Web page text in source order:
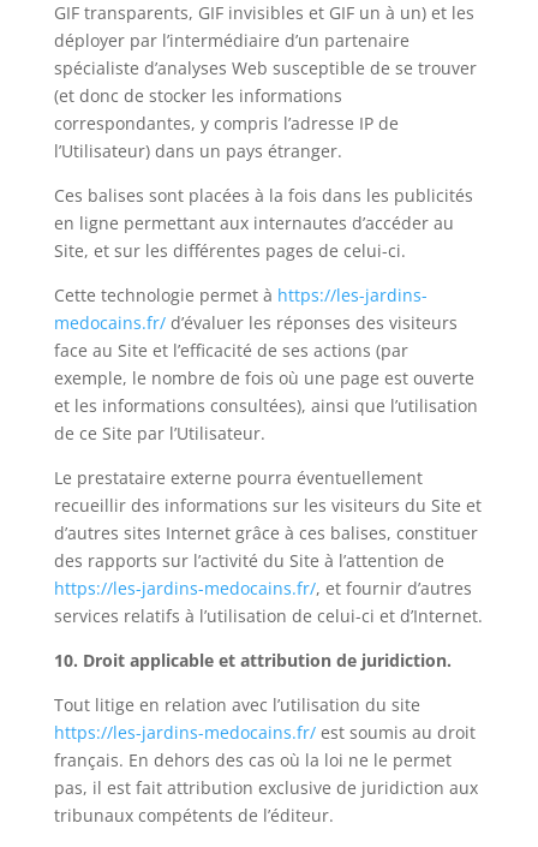
GIF transparents, GIF invisibles et GIF un à un) et les
déployer par l’intermédiaire d’un partenaire
spécialiste d’analyses Web susceptible de se trouver
(et donc de stocker les informations
correspondantes, y compris l’adresse IP de
l’Utilisateur) dans un pays étranger.
Ces balises sont placées à la fois dans les publicités
en ligne permettant aux internautes d’accéder au
Site, et sur les différentes pages de celui-ci.
Cette technologie permet à https://les-jardins-
medocains.fr/d’évaluer les réponses des visiteurs
face au Site et l’efficacité de ses actions (par
exemple, le nombre de fois où une page est ouverte
et les informations consultées), ainsi que l’utilisation
de ce Site par l’Utilisateur.
Le prestataire externe pourra éventuellement
recueillir des informations sur les visiteurs du Site et
d’autres sites Internet grâce à ces balises, constituer
des rapports sur l’activité du Site à l’attention de
https://les-jardins-medocains.fr/, et fournir d’autres
services relatifs à l’utilisation de celui-ci et d’Internet.
10. Droit applicable et attribution de juridiction.
Tout litige en relation avec l’utilisation du site
https://les-jardins-medocains.fr/est soumis au droit
français. En dehors des cas où la loi ne le permet
pas, il est fait attribution exclusive de juridiction aux
tribunaux compétents de l’éditeur.